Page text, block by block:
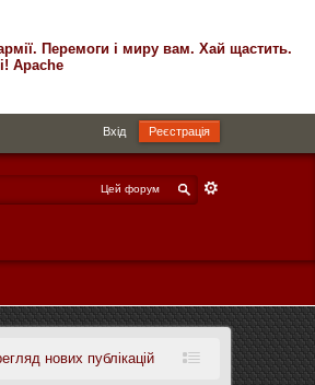
Перемоги і миру вам. Хай щастить.
Apache
Вхід Реєстрація
Цей форум
нових публікацій